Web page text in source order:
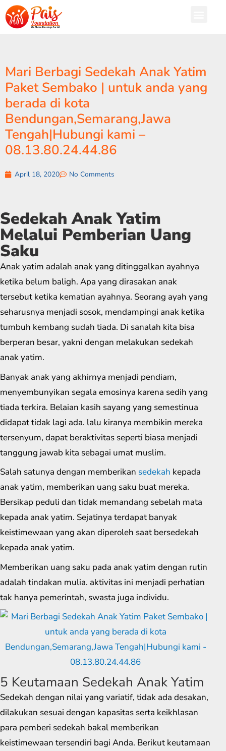
Mari Berbagi Sedekah Anak Yatim
Paket Sembako | untuk anda yang
berada di kota
Bendungan,Semarang,Jawa
Tengah|Hubungi kami –
08.13.80.24.44.86
April 18, 2020 No Comments
Sedekah Anak Yatim
Melalui Pemberian Uang
Saku
Anak yatim adalah anak yang ditinggalkan ayahnya
ketika belum baligh. Apa yang dirasakan anak
tersebut ketika kematian ayahnya. Seorang ayah yang
seharusnya menjadi sosok, mendampingi anak ketika
tumbuh kembang sudah tiada. Di sanalah kita bisa
berperan besar, yakni dengan melakukan sedekah
anak yatim.
Banyak anak yang akhirnya menjadi pendiam,
menyembunyikan segala emosinya karena sedih yang
tiada terkira. Belaian kasih sayang yang semestinua
didapat tidak lagi ada. lalu kiranya membikin mereka
tersenyum, dapat beraktivitas seperti biasa menjadi
tanggung jawab kita sebagai umat muslim.
Salah satunya dengan memberikan sedekah kepada
anak yatim, memberikan uang saku buat mereka.
Bersikap peduli dan tidak memandang sebelah mata
kepada anak yatim. Sejatinya terdapat banyak
keistimewaan yang akan diperoleh saat bersedekah
kepada anak yatim.
Memberikan uang saku pada anak yatim dengan rutin
adalah tindakan mulia. aktivitas ini menjadi perhatian
tak hanya pemerintah, swasta juga individu.
5 Keutamaan Sedekah Anak Yatim
Sedekah dengan nilai yang variatif, tidak ada desakan,
dilakukan sesuai dengan kapasitas serta keikhlasan
para pemberi sedekah bakal memberikan
keistimewaan tersendiri bagi Anda. Berikut keutamaan